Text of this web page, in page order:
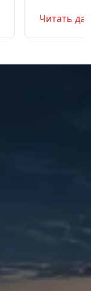
Маршрут на
Читать